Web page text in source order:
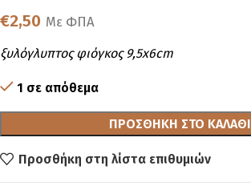
€2,50 Με ΦΠΑ
ξυλόγλυπτος φιόγκος 9,5x6cm
1 σε απόθεμα
ΠΡΟΣΘΉΚΗ ΣΤΟ ΚΑΛΆΘΙ
Προσθήκη στη λίστα επιθυμιών